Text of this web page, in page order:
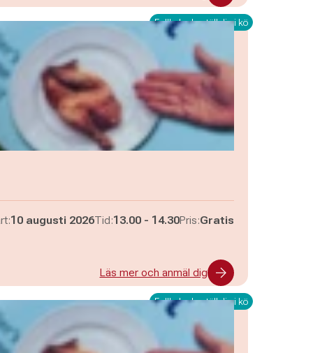
Fullbokad - ställ dig i kö
10 augusti 2026Tid:Pågår mellan
13.00 - och
14.30Pris:Gratis
Läs mer och anmäl dig
Fullbokad - ställ dig i kö